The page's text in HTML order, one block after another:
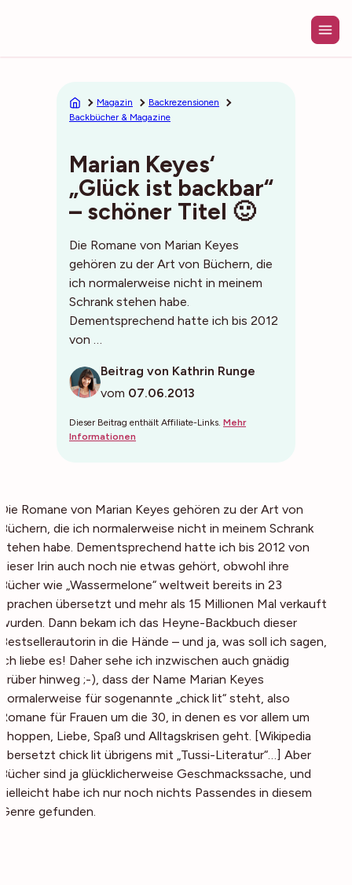
Magazin
Backrezensionen
Backbücher & Magazine
Marian Keyes‘
„Glück ist backbar“
– schöner Titel 🙂
Die Romane von Marian Keyes
gehören zu der Art von Büchern, die
ich normalerweise nicht in meinem
Schrank stehen habe.
Dementsprechend hatte ich bis 2012
von …
Beitrag von Kathrin Runge
vom 07.06.2013
Dieser Beitrag enthält Affiliate-Links. Mehr
Informationen
Die Romane von Marian Keyes gehören zu der Art von
Büchern, die ich normalerweise nicht in meinem Schrank
stehen habe. Dementsprechend hatte ich bis 2012 von
dieser Irin auch noch nie etwas gehört, obwohl ihre
Bücher wie „Wassermelone“ weltweit bereits in 23
Sprachen übersetzt und mehr als 15 Millionen Mal verkauft
wurden. Dann bekam ich das Heyne-Backbuch dieser
Bestsellerautorin in die Hände – und ja, was soll ich sagen,
ich liebe es! Daher sehe ich inzwischen auch gnädig
drüber hinweg ;-), dass der Name Marian Keyes
normalerweise für sogenannte „chick lit“ steht, also
Romane für Frauen um die 30, in denen es vor allem um
Shoppen, Liebe, Spaß und Alltagskrisen geht. [Wikipedia
übersetzt chick lit übrigens mit „Tussi-Literatur“…] Aber
Bücher sind ja glücklicherweise Geschmackssache, und
vielleicht habe ich nur noch nichts Passendes in diesem
Genre gefunden.